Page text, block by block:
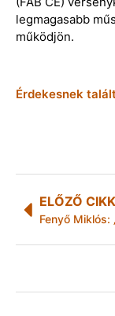
legmagasabb
működjön.
Érdekesnek
ELŐZŐ CIKK